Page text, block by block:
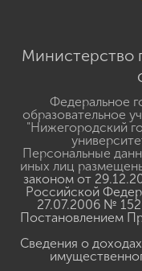
Министерство
Федеральное
образовательное
"Нижегородский
Персональные
иных лиц
законом от
Российской
27.07.2006 №
Постановлением
Сведения о